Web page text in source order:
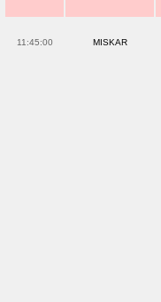
11:45:00 MISKAR